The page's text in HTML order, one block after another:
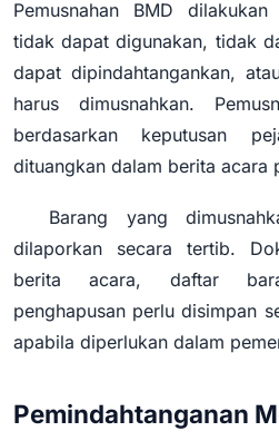
Pemusnahan BMD
tidak dapat digunakan, tidak
dapat dipindahtangankan,
harus dimusnahkan.
berdasarkan keputusan
dituangkan dalam berita acara
Barang yang
dilaporkan secara tertib.
berita acara, daftar
penghapusan perlu disimpan
apabila diperlukan dalam
Pemindahtanganan